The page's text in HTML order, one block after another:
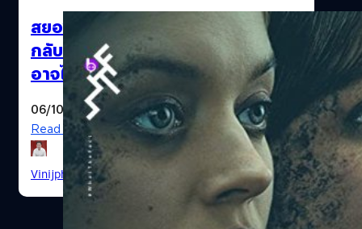
สยองรับเดือนฮาโลวีนกับ “Relic”
กลับมาเยี่ยมผี เมื่อแม่ที่กลับมาหา…
อาจไม่ใช่แม่จริง ๆ
06/10/2020
Read More
Vinijphat Kanyapong | 2133 days ago